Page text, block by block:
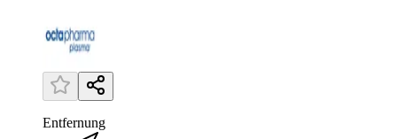
Entfernung